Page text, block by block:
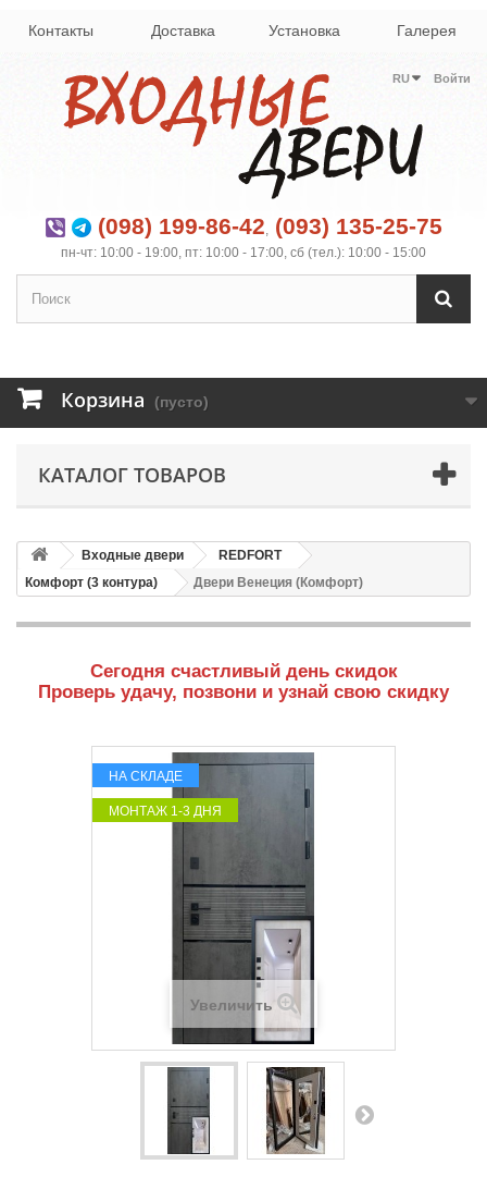
Контакты Доставка Установка Галерея
Войти
RU
(098) 199-86-42, (093) 135-25-75
пн-чт: 10:00 - 19:00, пт: 10:00 - 17:00, сб (тел.): 10:00 - 15:00
Корзина (пусто)
КАТАЛОГ ТОВАРОВ
Входные двери
REDFORT
Комфорт (3 контура)
Двери Венеция (Комфорт)
Сегодня счастливый день скидок
Проверь удачу, позвони и узнай свою скидку
НА СКЛАДЕ
МОНТАЖ 1-3 ДНЯ
Увеличить